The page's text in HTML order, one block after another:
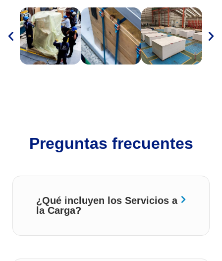
Preguntas frecuentes
¿Qué incluyen los Servicios a
la Carga?